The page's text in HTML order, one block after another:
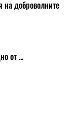
на доброволните
от ...